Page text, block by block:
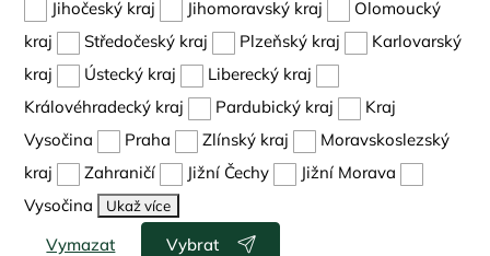
Jihočeský kraj Jihomoravský kraj
Olomoucký
kraj
Středočeský kraj Plzeňský kraj
Karlovarský
kraj
Ústecký kraj
Liberecký kraj
Královéhradecký kraj
Pardubický kraj
Kraj
Vysočina
Praha Zlínský kraj
Moravskoslezský
kraj
Zahraničí Jižní Čechy
Jižní Morava
Vysočina
Ukaž více
Vymazat Vybrat